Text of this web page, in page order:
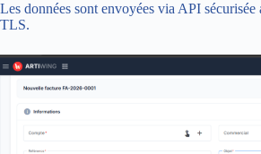
Les données sont envoyées via API
TLS.